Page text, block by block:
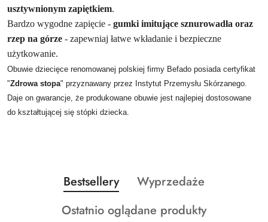
usztywnionym zapiętkiem.
Bardzo wygodne zapięcie - gumki imitujące sznurowadła oraz
rzep na górze - zapewniaj łatwe wkładanie i bezpieczne
użytkowanie.
Obuwie dziecięce renomowanej polskiej firmy Befado posiada certyfikat
"Zdrowa stopa" przyznawany przez Instytut Przemysłu Skórzanego.
Daje on gwarancje, że produkowane obuwie jest najlepiej dostosowane
do kształtującej się stópki dziecka.
Pomiń karuzelę produktów
Produkty
o
statusie:
Bestsellery
Produkty
statusie:
Wyprzedaże
Produkty
Ostatnio oglądane produkty